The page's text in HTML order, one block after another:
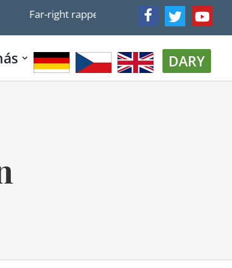
rapper 'The Shadow', three police officers
DARY